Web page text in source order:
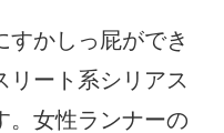
すかしっ屁ができ
リート系シリアス
。女性ランナーの